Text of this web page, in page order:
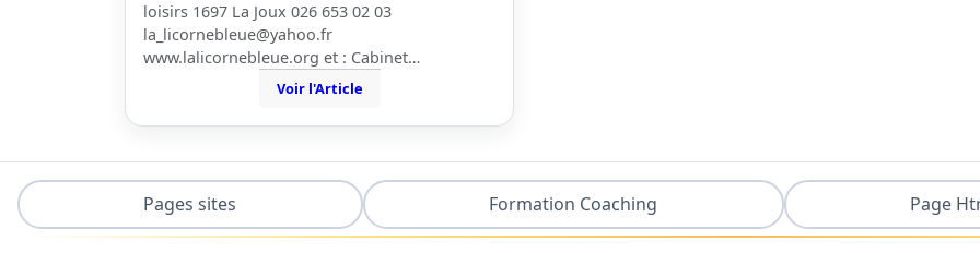
loisirs 1697 La Joux 026 653 02 03
la_licornebleue@yahoo.fr
www.lalicornebleue.org et : Cabinet…
Voir l'Article
Pages sites Formation Coaching Page